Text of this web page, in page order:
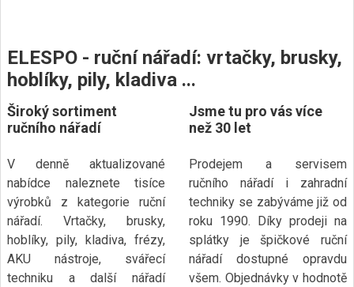
ELESPO - ruční nářadí: vrtačky, brusky,
hoblíky, pily, kladiva ...
Široký sortiment
ručního nářadí
V denně aktualizované
nabídce naleznete tisíce
výrobků z kategorie ruční
nářadí. Vrtačky, brusky,
hoblíky, pily, kladiva, frézy,
AKU nástroje, svářecí
techniku a další nářadí
Jsme tu pro vás více
než 30 let
Prodejem a servisem
ručního nářadí i zahradní
techniky se zabýváme již od
roku 1990. Díky prodeji na
splátky je špičkové ruční
nářadí dostupné opravdu
všem. Objednávky v hodnotě